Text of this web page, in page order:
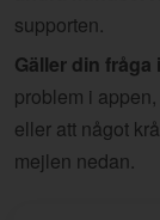
supporten.
Gäller din
problem i
eller att något
mejlen nedan.